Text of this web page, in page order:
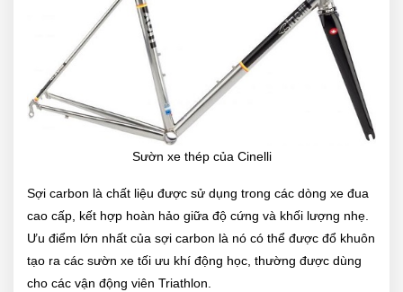
Sườn xe thép của Cinelli
Sợi carbon là chất liệu được sử dụng trong các dòng xe đua
cao cấp, kết hợp hoàn hảo giữa độ cứng và khối lượng nhẹ.
Ưu điểm lớn nhất của sợi carbon là nó có thể được đổ khuôn
tạo ra các sườn xe tối ưu khí động học, thường được dùng
cho các vận động viên Triathlon.